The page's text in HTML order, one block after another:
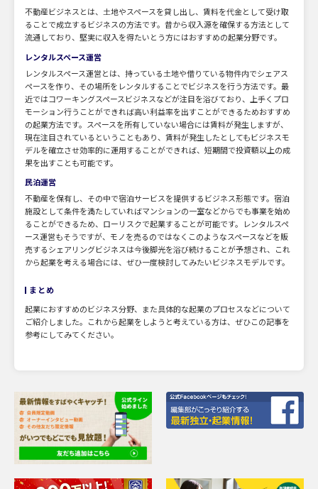
不動産ビジネスとは、土地やスペースを貸し出し、賃料を代金として受け取
ることで成立するビジネスの方法です。昔から収入源を確保する方法として
流通しており、堅実に収入を得たいとう方にはおすすめの起業分野です。
レンタルスペース運営
レンタルスペース運営とは、持っている土地や借りている物件内でシェアス
ペースを作り、その場所をレンタルすることでビジネスを行う方法です。最
近ではコワーキングスペースビジネスなどが注目を浴びており、上手くプロ
モーション行うことができれば高い利益率を出すことができるためおすすめ
の起業方法です。スペースを所有していない場合には賃料が発生しますが、
現在注目されているということもあり、賃料が発生したとしてもビジネスモ
デルを確立させ効率的に運用することができれば、短期間で投資額以上の成
果を出すことも可能です。
民泊運営
不動産を保有し、その中で宿泊サービスを提供するビジネス形態です。宿泊
施設として条件を満たしていればマンションの一室などからでも事業を始め
ることができるため、ローリスクで起業することが可能です。レンタルスペ
ース運営もそうですが、モノを売るのではなくこのようなスペースなどを販
売するシェアリングビジネスは今後脚光を浴び続けることが予想され、これ
から起業を考える場合には、ぜひ一度検討してみたいビジネスモデルです。
まとめ
起業におすすめのビジネス分野、また具体的な起業のプロセスなどについて
ご紹介しました。これから起業をしようと考えている方は、ぜひこの記事を
参考にしてみてください。